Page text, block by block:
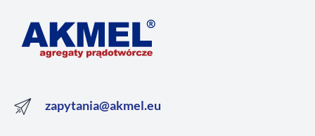
zapytania@akmel.eu